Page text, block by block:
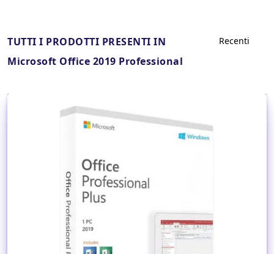
TUTTI I PRODOTTI PRESENTI IN
Microsoft Office 2019 Professional